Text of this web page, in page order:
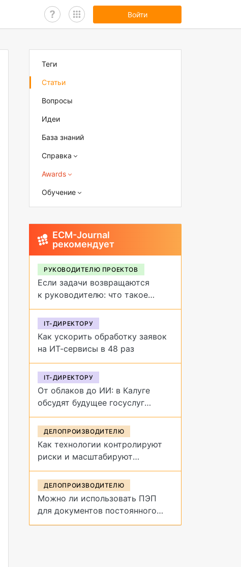
Войти
Теги
Статьи
Вопросы
Идеи
База знаний
Справка
Awards
Обучение
ECM-Journal
рекомендует
РУКОВОДИТЕЛЮ ПРОЕКТОВ
Если задачи возвращаются
к руководителю: что такое
обратное делегирование и как
от него избавиться
IT-ДИРЕКТОРУ
Как ускорить обработку заявок
на ИТ-сервисы в 48 раз
IT-ДИРЕКТОРУ
От облаков до ИИ: в Калуге
обсудят будущее госуслуг
на форуме «Цифровая
эволюция»
ДЕЛОПРОИЗВОДИТЕЛЮ
Как технологии контролируют
риски и масштабируют
управление договорами
ДЕЛОПРОИЗВОДИТЕЛЮ
Можно ли использовать ПЭП
для документов постоянного
срока хранения?